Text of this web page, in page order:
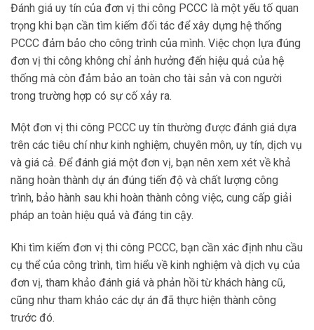
Đánh giá uy tín của đơn vị thi công PCCC là một yếu tố quan
trọng khi bạn cần tìm kiếm đối tác để xây dựng hệ thống
PCCC đảm bảo cho công trình của mình. Việc chọn lựa đúng
đơn vị thi công không chỉ ảnh hưởng đến hiệu quả của hệ
thống mà còn đảm bảo an toàn cho tài sản và con người
trong trường hợp có sự cố xảy ra.
Một đơn vị thi công PCCC uy tín thường được đánh giá dựa
trên các tiêu chí như kinh nghiệm, chuyên môn, uy tín, dịch vụ
và giá cả. Để đánh giá một đơn vị, bạn nên xem xét về khả
năng hoàn thành dự án đúng tiến độ và chất lượng công
trình, bảo hành sau khi hoàn thành công việc, cung cấp giải
pháp an toàn hiệu quả và đáng tin cậy.
Khi tìm kiếm đơn vị thi công PCCC, bạn cần xác định nhu cầu
cụ thể của công trình, tìm hiểu về kinh nghiệm và dịch vụ của
đơn vị, tham khảo đánh giá và phản hồi từ khách hàng cũ,
cũng như tham khảo các dự án đã thực hiện thành công
trước đó.